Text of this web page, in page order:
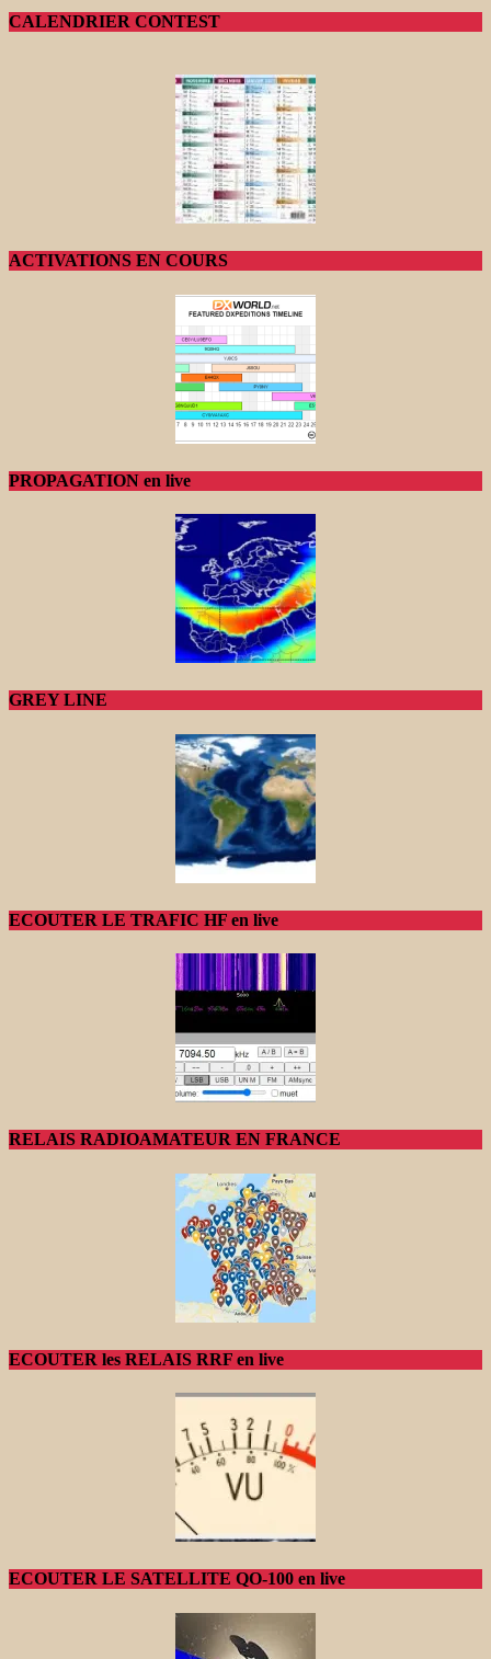
CALENDRIER CONTEST
ACTIVATIONS EN COURS
PROPAGATION en live
GREY LINE
ECOUTER LE TRAFIC HF en live
RELAIS RADIOAMATEUR EN FRANCE
ECOUTER les RELAIS RRF en live
ECOUTER LE SATELLITE QO-100 en live